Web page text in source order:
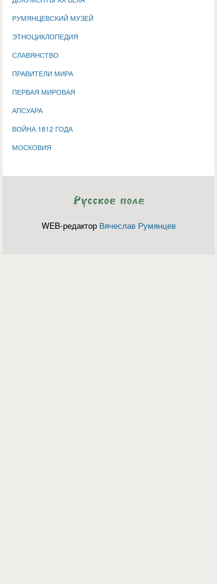
РУМЯНЦЕВСКИЙ МУЗЕЙ
ЭТНОЦИКЛОПЕДИЯ
СЛАВЯНСТВО
ПРАВИТЕЛИ МИРА
ПЕРВАЯ МИРОВАЯ
АПСУАРА
ВОЙНА 1812 ГОДА
МОСКОВИЯ
WEB-редактор Вячеслав Румянцев